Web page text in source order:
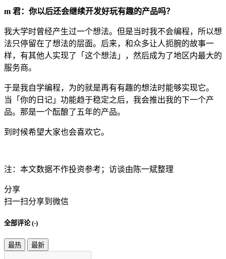
m 君：你以后还会继续开发好玩有趣的产品吗？
我大学时曾经产生过一个想法。但是当时我不会编程，所以想
法只停留在了想法的层面。后来，和众多让人扼腕的故事一
样，有其他人实现了「这个想法」，然后成为了地区内最大的
服务商。
于是我自学编程，为的就是再有有趣的想法时能够实现它。
当「你的日记」功能趋于稳定之后，我会推出我的下一个产
品。那是一个酝酿了五年的产品。
到时候希望大家也会喜欢它。
注：本文数据不作投资参考；访谈由陈一斌整理
分享
扫一扫分享到微信
全部评论 (-)
最热 最新